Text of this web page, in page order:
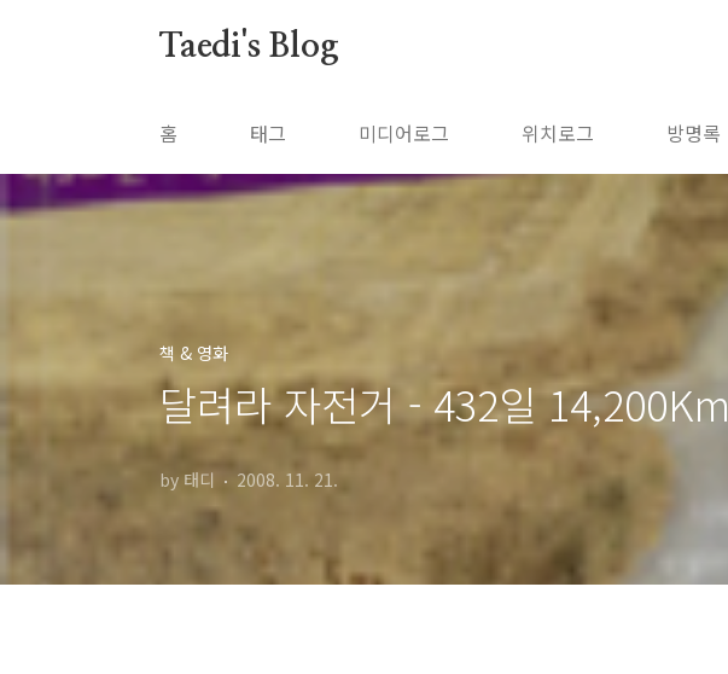
Taedi's Blog
홈 태그 미디어로그 위치로그 방명록
책 & 영화
달려라 자전거 - 432일
by 태디 2008. 11. 21.